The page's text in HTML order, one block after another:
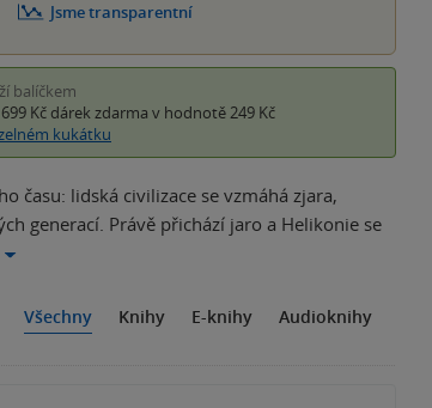
Jsme transparentní
balíčkem
Kč dárek zdarma v hodnotě 249 Kč
kukátku
času: lidská civilizace se vzmáhá zjara,
generací. Právě přichází jaro a Helikonie se
Všechny Knihy E-knihy Audioknihy